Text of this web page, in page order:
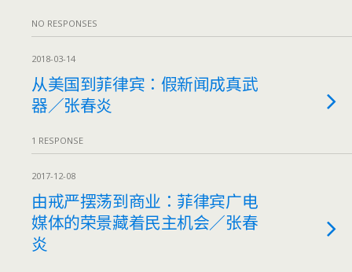
NO RESPONSES
2018-03-14
从美国到菲律宾：假新闻成真武
器／张春炎
1 RESPONSE
2017-12-08
由戒严摆荡到商业：菲律宾广电
媒体的荣景藏着民主机会／张春
炎